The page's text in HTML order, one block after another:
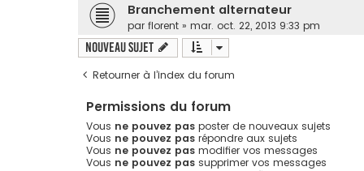
Branchement alternateur
par florent » mar. oct. 22, 2013 9:33 pm
Nouveau sujet
Retourner à l’index du forum
Permissions du forum
Vous ne pouvez pas poster de nouveaux sujets
Vous ne pouvez pas répondre aux sujets
Vous ne pouvez pas modifier vos messages
Vous ne pouvez pas supprimer vos messages